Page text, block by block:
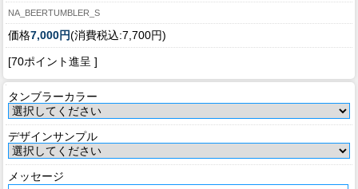
NA_BEERTUMBLER_S
価格7,000円(消費税込:7,700円)
[70ポイント進呈 ]
タンブラーカラー
デザインサンプル
メッセージ